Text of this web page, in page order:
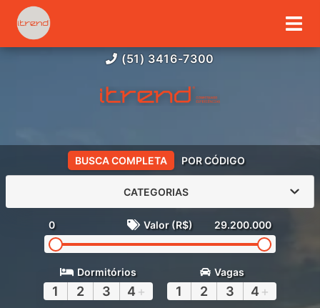
(51) 3416-7300
BUSCA COMPLETA POR CÓDIGO
CATEGORIAS
0 Valor (R$) 29.200.000
Dormitórios
1 2 3 4 +
Vagas
1 2 3 4 +